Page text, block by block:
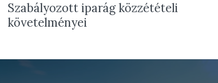
Szabályozott iparág közzétételi
követelményei